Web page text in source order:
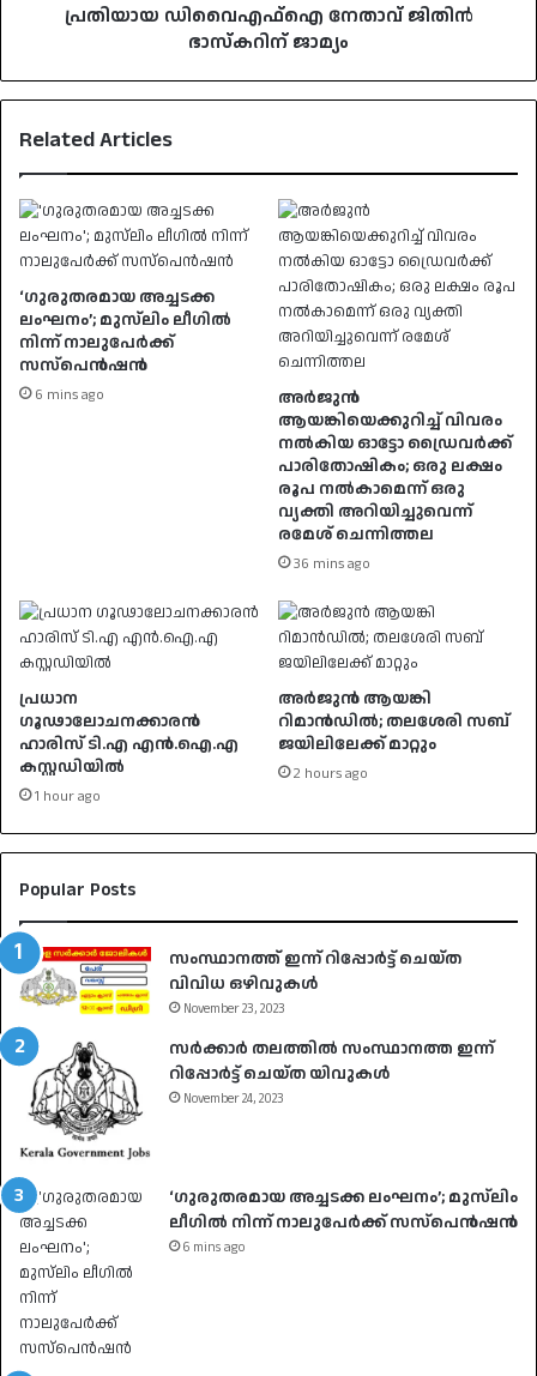
പ്രതിയായ ഡിവൈഎഫ്ഐ നേതാവ് ജിതിൻ
ഭാസ്കറിന് ജാമ്യം
Related Articles
‘ഗുരുതരമായ അച്ചടക്ക
ലംഘനം’; മുസ്‌ലിം ലീഗിൽ
നിന്ന് നാലുപേർക്ക്
സസ്‌പെൻഷൻ
6 mins ago
അർജുൻ
ആയങ്കിയെക്കുറിച്ച് വിവരം
നൽകിയ ഓട്ടോ ഡ്രൈവർക്ക്
പാരിതോഷികം; ഒരു ലക്ഷം
രൂപ നൽകാമെന്ന് ഒരു
വ്യക്തി അറിയിച്ചുവെന്ന്
രമേശ് ചെന്നിത്തല
36 mins ago
പ്രധാന
ഗൂഢാലോചനക്കാരൻ
ഹാരിസ് ടി.എ എൻ.ഐ.എ
കസ്റ്റഡിയിൽ
1 hour ago
അർജുൻ ആയങ്കി
റിമാൻഡിൽ; തലശേരി സബ്
ജയിലിലേക്ക് മാറ്റും
2 hours ago
Popular Posts
സംസ്ഥാനത്ത് ഇന്ന് റിപ്പോർട്ട് ചെയ്ത
വിവിധ ഒഴിവുകൾ
November 23, 2023
സർക്കാർ തലത്തിൽ സംസ്ഥാനത്ത ഇന്ന്
റിപ്പോർട്ട് ചെയ്ത യിവുകൾ
November 24, 2023
‘ഗുരുതരമായ അച്ചടക്ക ലംഘനം’; മുസ്‌ലിം
ലീഗിൽ നിന്ന് നാലുപേർക്ക് സസ്‌പെൻഷൻ
6 mins ago